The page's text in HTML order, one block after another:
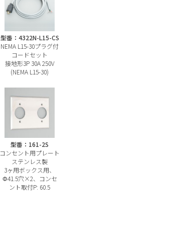
型番：4322N-L15-CS
NEMA L15-30プラグ付
コードセット
接地形3P 30A 250V
(NEMA L15-30)
型番：161-2S
コンセント用プレート
ステンレス製
3ヶ用ボックス用、
Φ41.5穴×2、コンセ
ント取付P: 60.5